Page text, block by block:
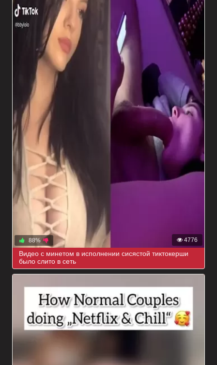
4776
88%
Видео с минетом в исполнении сисястой тиктокерши
было слито в сеть